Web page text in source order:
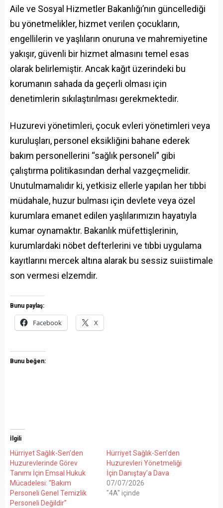
Aile ve Sosyal Hizmetler Bakanlığı’nın güncellediği
bu yönetmelikler, hizmet verilen çocukların,
engellilerin ve yaşlıların onuruna ve mahremiyetine
yakışır, güvenli bir hizmet almasını temel esas
olarak belirlemiştir. Ancak kağıt üzerindeki bu
korumanın sahada da geçerli olması için
denetimlerin sıkılaştırılması gerekmektedir.
Huzurevi yönetimleri, çocuk evleri yönetimleri veya
kuruluşları, personel eksikliğini bahane ederek
bakım personellerini “sağlık personeli” gibi
çalıştırma politikasından derhal vazgeçmelidir.
Unutulmamalıdır ki, yetkisiz ellerle yapılan her tıbbi
müdahale, huzur bulması için devlete veya özel
kurumlara emanet edilen yaşlılarımızın hayatıyla
kumar oynamaktır. Bakanlık müfettişlerinin,
kurumlardaki nöbet defterlerini ve tıbbi uygulama
kayıtlarını mercek altına alarak bu sessiz suiistimale
son vermesi elzemdir.
Bunu paylaş:
Facebook X
Bunu beğen:
İlgili
Hürriyet Sağlık-Sen’den
Huzurevlerinde Görev
Tanımı İçin Emsal Hukuk
Mücadelesi: “Bakım
Personeli Genel Temizlik
Personeli Değildir”
Hürriyet Sağlık-Sen’den
Huzurevleri Yönetmeliği
İçin Danıştay’a Dava
07/07/2026
"4A" içinde